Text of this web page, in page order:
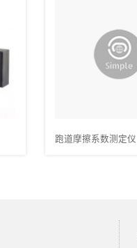
油雾式加油器